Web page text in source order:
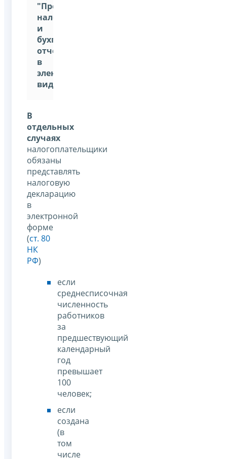
"Представление
налоговой
и
бухгалтерской
отчетности
в
электронном
виде"
В
отдельных
случаях
налогоплательщики
обязаны
представлять
налоговую
декларацию
в
электронной
форме
(ст. 80
НК
РФ)
если
среднесписочная
численность
работников
за
предшествующий
календарный
год
превышает
100
человек;
если
создана
(в
том
числе